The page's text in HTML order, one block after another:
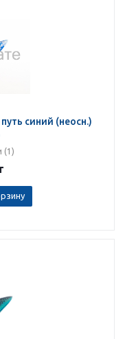
синий (неосн.)
(1)